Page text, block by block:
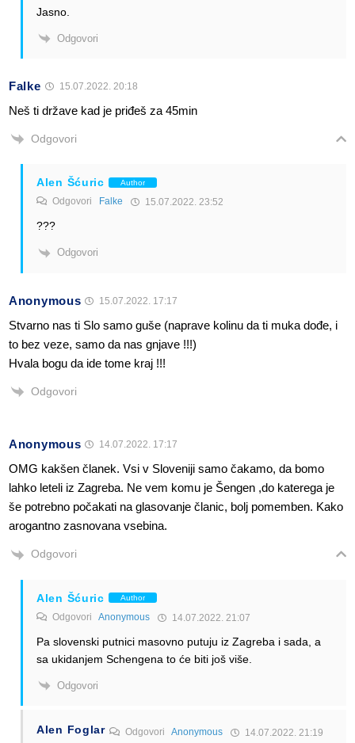
Jasno.
Odgovori
Falke 15.07.2022. 20:18
Neš ti države kad je priđeš za 45min
Odgovori
Alen Šćuric Author
Odgovori Falke 15.07.2022. 23:52
???
Odgovori
Anonymous 15.07.2022. 17:17
Stvarno nas ti Slo samo guše (naprave kolinu da ti muka dođe, i
to bez veze, samo da nas gnjave !!!)
Hvala bogu da ide tome kraj !!!
Odgovori
Anonymous 14.07.2022. 17:17
OMG kakšen članek. Vsi v Sloveniji samo čakamo, da bomo
lahko leteli iz Zagreba. Ne vem komu je Šengen ,do katerega je
še potrebno počakati na glasovanje članic, bolj pomemben. Kako
arogantno zasnovana vsebina.
Odgovori
Alen Šćuric Author
Odgovori Anonymous 14.07.2022. 21:07
Pa slovenski putnici masovno putuju iz Zagreba i sada, a
sa ukidanjem Schengena to će biti još više.
Odgovori
Alen Foglar Odgovori Anonymous 14.07.2022. 21:19